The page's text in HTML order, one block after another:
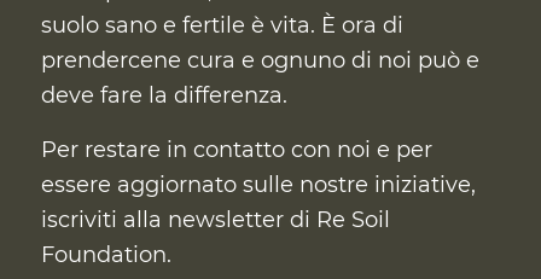
suolo sano e fertile è vita. È ora di
prendercene cura e ognuno di noi può e
deve fare la differenza.
Per restare in contatto con noi e per
essere aggiornato sulle nostre iniziative,
iscriviti alla newsletter di Re Soil
Foundation.